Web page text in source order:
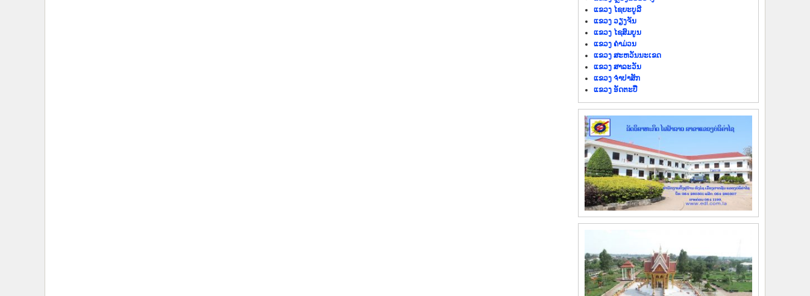
ແຂວງ ໄຊຍະບູລີ
ແຂວງ ວຽງຈັນ
ແຂວງ ໄຊສົມບູນ
ແຂວງ ຄຳມ່ວນ
ແຂວງ ສະຫວັນນະເຂດ
ແຂວງ ສາລະວັນ
ແຂວງ ຈຳປາສັກ
ແຂວງ ອັດຕະປື